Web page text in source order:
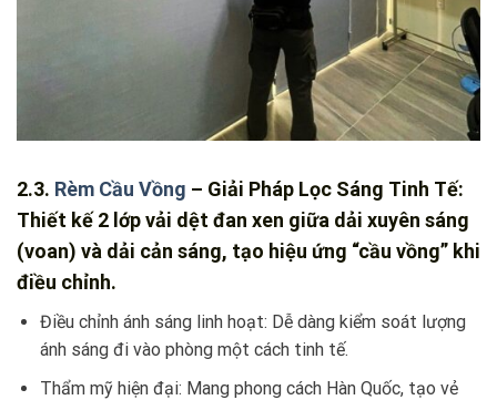
2.3. Rèm Cầu Vồng – Giải Pháp Lọc Sáng Tinh Tế:
Thiết kế 2 lớp vải dệt đan xen giữa dải xuyên sáng
(voan) và dải cản sáng, tạo hiệu ứng “cầu vồng” khi
điều chỉnh.
Điều chỉnh ánh sáng linh hoạt: Dễ dàng kiểm soát lượng
ánh sáng đi vào phòng một cách tinh tế.
Thẩm mỹ hiện đại: Mang phong cách Hàn Quốc, tạo vẻ